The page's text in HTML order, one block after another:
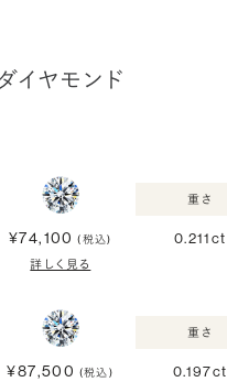
イヤモンド
¥74,100 (税込)
詳しく見る
重さ
0.211ct
¥87,500 (税込)
重さ
0.197ct